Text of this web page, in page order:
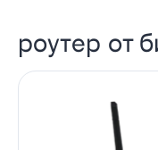
роутер от